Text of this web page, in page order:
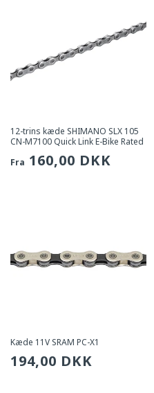
12-trins kæde SHIMANO SLX 105
CN-M7100 Quick Link E-Bike Rated
Sædvanlig
Fra 160,00 DKK
Kæde 11V SRAM PC-X1
Sædvanlig
194,00 DKK